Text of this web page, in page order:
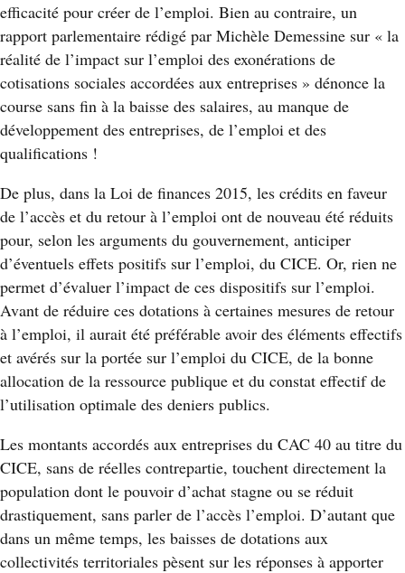
efficacité pour créer de l’emploi. Bien au contraire, un
rapport parlementaire rédigé par Michèle Demessine sur « la
réalité de l’impact sur l’emploi des exonérations de
cotisations sociales accordées aux entreprises » dénonce la
course sans fin à la baisse des salaires, au manque de
développement des entreprises, de l’emploi et des
qualifications !
De plus, dans la Loi de finances 2015, les crédits en faveur
de l’accès et du retour à l’emploi ont de nouveau été réduits
pour, selon les arguments du gouvernement, anticiper
d’éventuels effets positifs sur l’emploi, du CICE. Or, rien ne
permet d’évaluer l’impact de ces dispositifs sur l’emploi.
Avant de réduire ces dotations à certaines mesures de retour
à l’emploi, il aurait été préférable avoir des éléments effectifs
et avérés sur la portée sur l’emploi du CICE, de la bonne
allocation de la ressource publique et du constat effectif de
l’utilisation optimale des deniers publics.
Les montants accordés aux entreprises du CAC 40 au titre du
CICE, sans de réelles contrepartie, touchent directement la
population dont le pouvoir d’achat stagne ou se réduit
drastiquement, sans parler de l’accès l’emploi. D’autant que
dans un même temps, les baisses de dotations aux
collectivités territoriales pèsent sur les réponses à apporter